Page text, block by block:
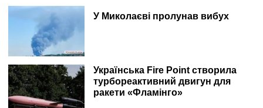
У Миколаєві пролунав вибух
Українська Fire Point створила
турбореактивний двигун для
ракети «Фламінго»